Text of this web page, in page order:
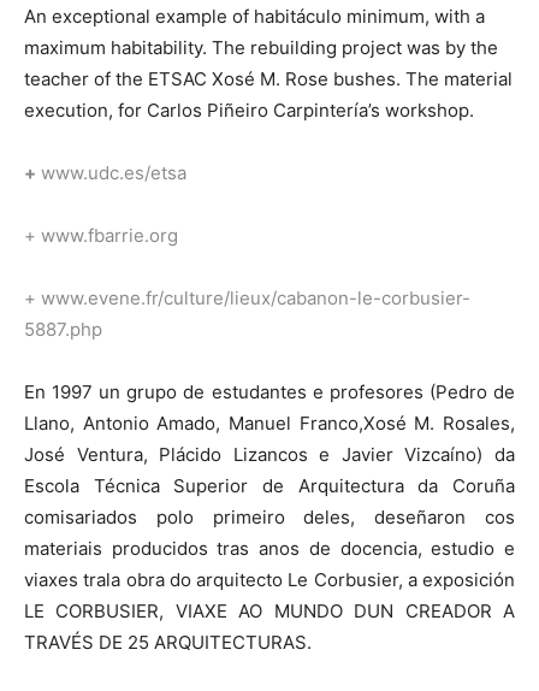
An exceptional example of habitáculo minimum, with a
maximum habitability. The rebuilding project was by the
teacher of the ETSAC Xosé M. Rose bushes. The material
execution, for Carlos Piñeiro Carpintería’s workshop.
+ www.udc.es/etsa
+ www.fbarrie.org
+ www.evene.fr/culture/lieux/cabanon-le-corbusier-
5887.php
En 1997 un grupo de estudantes e profesores (Pedro de
Llano, Antonio Amado, Manuel Franco,Xosé M. Rosales,
José Ventura, Plácido Lizancos e Javier Vizcaíno) da
Escola Técnica Superior de Arquitectura da Coruña
comisariados polo primeiro deles, deseñaron cos
materiais producidos tras anos de docencia, estudio e
viaxes trala obra do arquitecto Le Corbusier, a exposición
LE CORBUSIER, VIAXE AO MUNDO DUN CREADOR A
TRAVÉS DE 25 ARQUITECTURAS.